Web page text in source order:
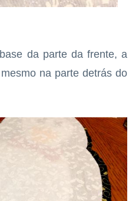
da parte da frente, a
na parte detrás do